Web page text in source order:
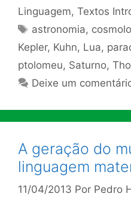
Linguagem, Textos
Tags
astronomia,
Kepler, Kuhn, Lua,
ptolomeu, Saturno,
Deixe um
A geração do
linguagem
11/04/2013 Por Pedro